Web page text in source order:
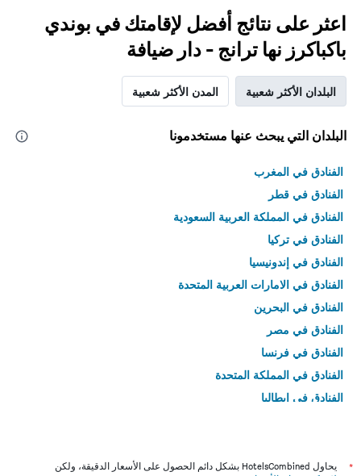
اعثر على نتائج أفضل لإقامتك في بوندي
باكباكرز نها ترانج - دار ضيافة
البلدان الأكثر شعبية المدن الأكثر شعبية
البلدان التي يبحث عنها مستخدمونا
الفنادق في المغرب
الفنادق في قطر
الفنادق في المملكة العربية السعودية
الفنادق في تركيا
الفنادق في إندونيسيا
الفنادق في الامارات العربية المتحدة
الفنادق في البحرين
الفنادق في مصر
الفنادق في فرنسا
الفنادق في المملكة المتحدة
الفنادق في إيطاليا
*
يحاول HotelsCombined بشكل دائم الحصول على الأسعار الدقيقة، ولكن